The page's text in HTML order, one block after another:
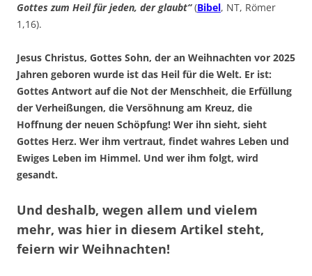
Gottes zum Heil für jeden, der glaubt“(Bibel, NT, Römer
1,16).
Jesus Christus, Gottes Sohn, der an Weihnachten vor 2025
Jahren geboren wurde ist das Heil für die Welt. Er ist:
Gottes Antwort auf die Not der Menschheit, die Erfüllung
der Verheißungen, die Versöhnung am Kreuz, die
Hoffnung der neuen Schöpfung! Wer ihn sieht, sieht
Gottes Herz. Wer ihm vertraut, findet wahres Leben und
Ewiges Leben im Himmel. Und wer ihm folgt, wird
gesandt.
Und deshalb, wegen allem und vielem
mehr, was hier in diesem Artikel steht,
feiern wir Weihnachten!